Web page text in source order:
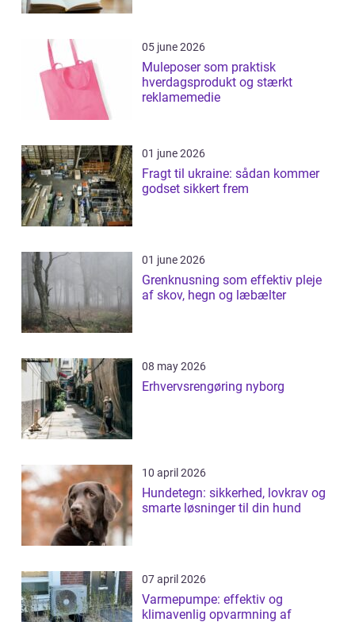
05 june 2026
Muleposer som praktisk
hverdagsprodukt og stærkt
reklamemedie
01 june 2026
Fragt til ukraine: sådan kommer
godset sikkert frem
01 june 2026
Grenknusning som effektiv pleje
af skov, hegn og læbælter
08 may 2026
Erhvervsrengøring nyborg
10 april 2026
Hundetegn: sikkerhed, lovkrav og
smarte løsninger til din hund
07 april 2026
Varmepumpe: effektiv og
klimavenlig opvarmning af